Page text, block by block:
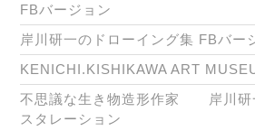
FBバージョン
岸川研一のドローイング集 FBバー
KENICHI.KISHIKAWA ART
不思議な生き物造形作家 岸川研
スタレーション